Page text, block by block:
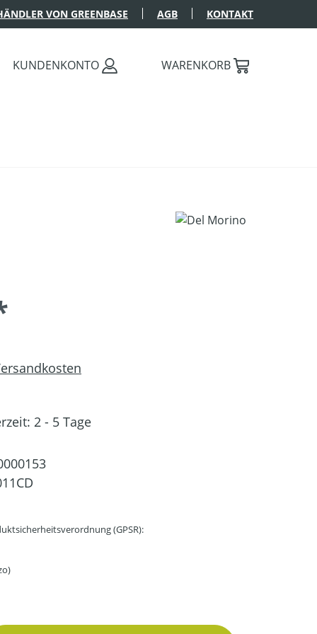
VON GREENBASE AGB KONTAKT
KUNDENKONTO WARENKORB
2 - 5 Tage
(GPSR):